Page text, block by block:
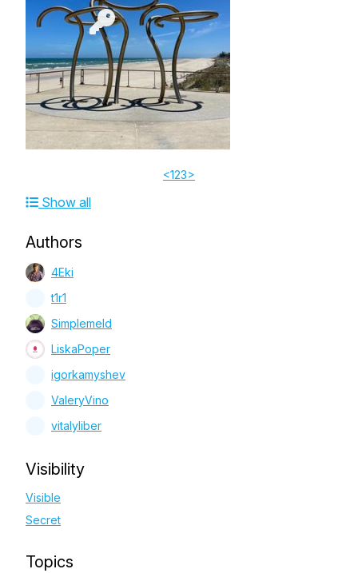
4Eki
<123>
Show all
Authors
4Eki
t1r1
Simplemeld
LiskaPoper
igorkamyshev
ValeryVino
vitalyliber
Visibility
Visible
Secret
Topics